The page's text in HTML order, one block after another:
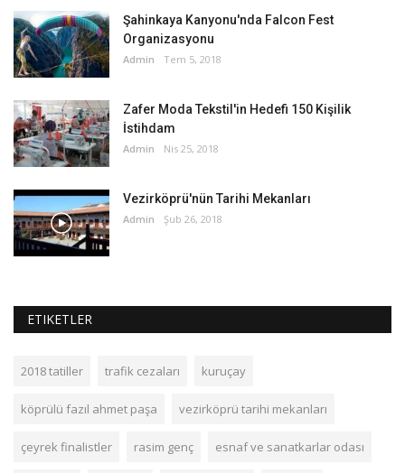
Şahinkaya Kanyonu'nda Falcon Fest
Organizasyonu
Admin Tem 5, 2018
Zafer Moda Tekstil'in Hedefi 150 Kişilik
İstihdam
Admin Nis 25, 2018
Vezirköprü'nün Tarihi Mekanları
Admin Şub 26, 2018
ETIKETLER
2018 tatiller trafik cezaları kuruçay
köprülü fazıl ahmet paşa vezirköprü tarihi mekanları
çeyrek finalistler rasim genç esnaf ve sanatkarlar odası